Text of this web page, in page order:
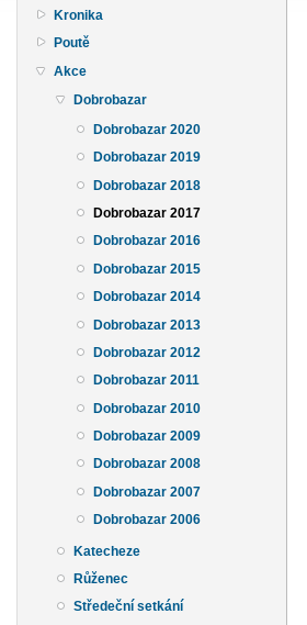
Kronika
Poutě
Akce
Dobrobazar
Dobrobazar 2020
Dobrobazar 2019
Dobrobazar 2018
Dobrobazar 2017
Dobrobazar 2016
Dobrobazar 2015
Dobrobazar 2014
Dobrobazar 2013
Dobrobazar 2012
Dobrobazar 2011
Dobrobazar 2010
Dobrobazar 2009
Dobrobazar 2008
Dobrobazar 2007
Dobrobazar 2006
Katecheze
Růženec
Středeční setkání